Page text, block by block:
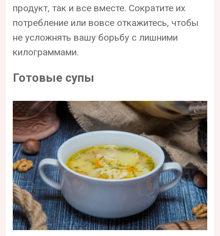
продукт, так и все вместе. Сократите их
потребление или вовсе откажитесь, чтобы
не усложнять вашу борьбу с лишними
килограммами.
Готовые супы